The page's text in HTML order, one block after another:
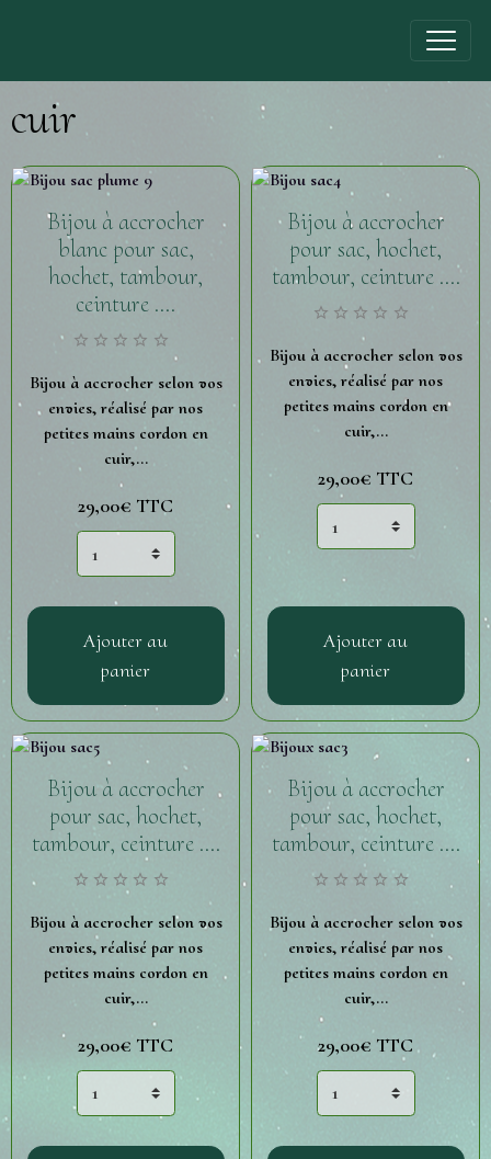
cuir
Bijou à accrocher
blanc pour sac,
hochet, tambour,
ceinture ....
Bijou à accrocher selon vos
envies, réalisé par nos
petites mains cordon en
cuir,...
29,00€ TTC
Ajouter au
panier
Bijou à accrocher
pour sac, hochet,
tambour, ceinture ....
Bijou à accrocher selon vos
envies, réalisé par nos
petites mains cordon en
cuir,...
29,00€ TTC
Ajouter au
panier
Bijou à accrocher
pour sac, hochet,
tambour, ceinture ....
Bijou à accrocher selon vos
envies, réalisé par nos
petites mains cordon en
cuir,...
29,00€ TTC
Bijou à accrocher
pour sac, hochet,
tambour, ceinture ....
Bijou à accrocher selon vos
envies, réalisé par nos
petites mains cordon en
cuir,...
29,00€ TTC